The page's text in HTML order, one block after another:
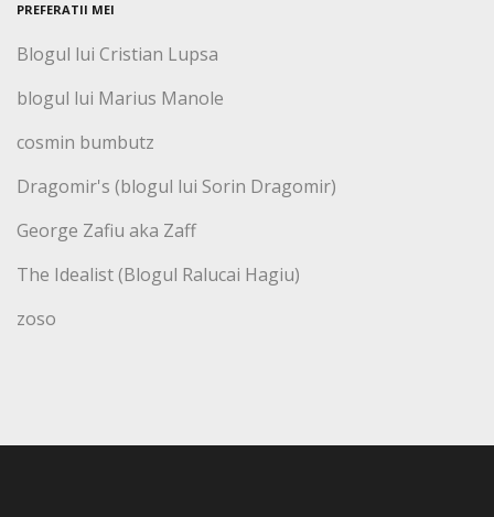
PREFERATII MEI
Blogul lui Cristian Lupsa
blogul lui Marius Manole
cosmin bumbutz
Dragomir's (blogul lui Sorin Dragomir)
George Zafiu aka Zaff
The Idealist (Blogul Ralucai Hagiu)
zoso